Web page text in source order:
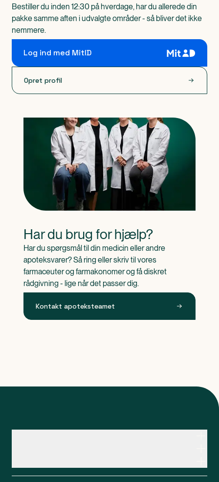
Bestiller du inden 12:30 på hverdage, har du allerede din
pakke samme aften i udvalgte områder - så bliver det ikke
nemmere.
Log ind med MitID
Opret profil
Har du brug for hjælp?
Har du spørgsmål til din medicin eller andre
apoteksvarer? Så ring eller skriv til vores
farmaceuter og farmakonomer og få diskret
rådgivning - lige når det passer dig.
Kontakt apoteksteamet
CVR: 37983446
Apopro guider